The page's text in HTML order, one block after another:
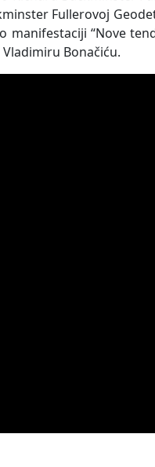
Fullerovoj
“Nove
Bonačiću.